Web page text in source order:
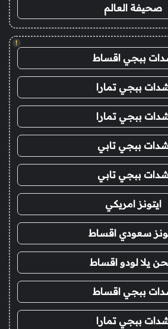
صحيفة العالم
!
ببجي اقساط
ببجي تمارا
ببجي تمارا
ببجي تابي
ببجي تابي
ايتونز امريكي
سعودي اقساط
يلا لودو اقساط
ببجي اقساط
ببجي تمارا